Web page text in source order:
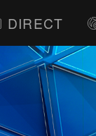
DIRECT